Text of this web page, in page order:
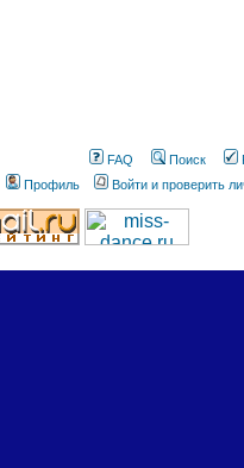
FAQ Поиск
Профиль
Войти и проверить